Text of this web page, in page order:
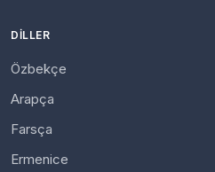
DILLER
Özbekçe
Arapça
Farsça
Ermenice